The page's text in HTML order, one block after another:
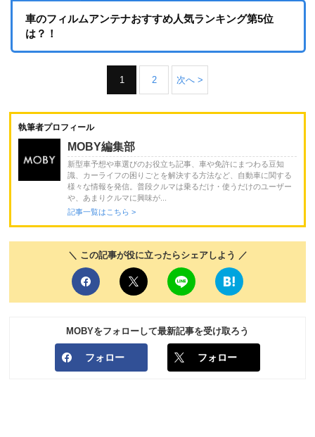
車のフィルムアンテナおすすめ人気ランキング第5位
は？！
1 2 次へ >
執筆者プロフィール
MOBY編集部
新型車予想や車選びのお役立ち記事、車や免許にまつわる豆知
識、カーライフの困りごとを解決する方法など、自動車に関する
様々な情報を発信。普段クルマは乗るだけ・使うだけのユーザー
や、あまりクルマに興味が...
記事一覧はこちら >
＼ この記事が役に立ったらシェアしよう ／
MOBYをフォローして最新記事を受け取ろう
フォロー フォロー